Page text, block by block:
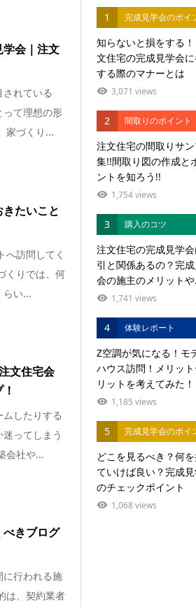
会｜注文
れている
って理想の形
家づくり...
たいこと
へ訪問してく
くりでは、何
らい...
文住宅会
したりする
ってしまう
会社や...
きブログ
に行われる施
は、契約業者
1 完成見学会のポイ
知らないと損をする
文住宅の完成見学会
する際のマナーとは
3,071 views
2 間取りのポイント
注文住宅の間取りサ
集!!間取り図の作成と
ントを知ろう!!
1,754 views
3 購入のコツ
注文住宅の完成見学
引と関係あるの？完
会の施主のメリット
1,741 views
4 体験レポート
Z空調が気になる！モ
ハウス訪問！メリット
リットを考えてみた！
1,185 views
5 完成見学会のポイ
どこを見るべき？何
ていけば良い？完成
のチェックポイント
1,068 views